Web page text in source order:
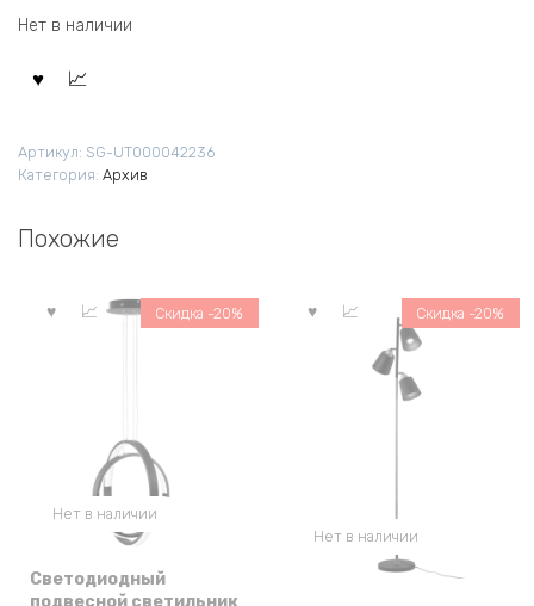
Нет в наличии
Артикул: SG-UT000042236
Категория: Архив
Похожие
Нет в наличии
Скидка -20%
Светодиодный
Нет в наличии
Скидка -20%